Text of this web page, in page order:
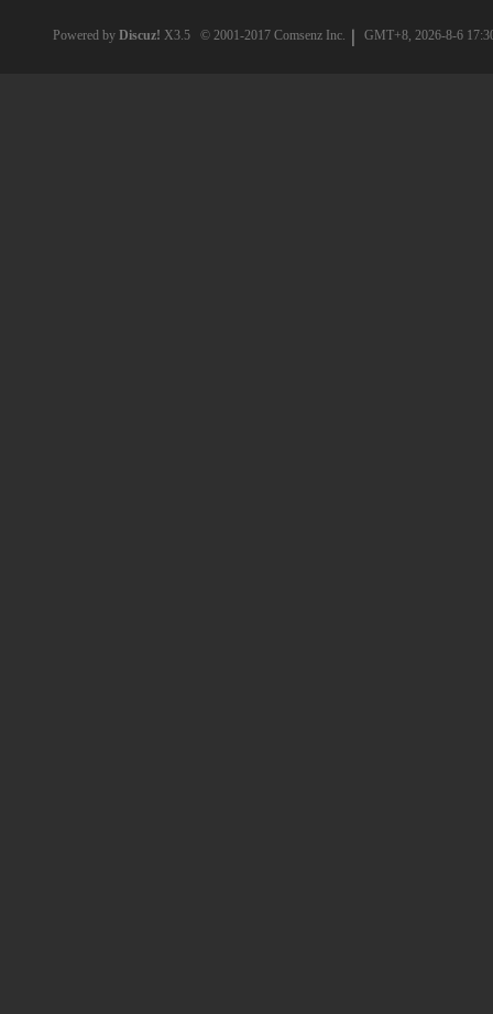
Powered by Discuz! X3.5 © 2001-2017 Comsenz Inc. GMT+8, 2026-8-6